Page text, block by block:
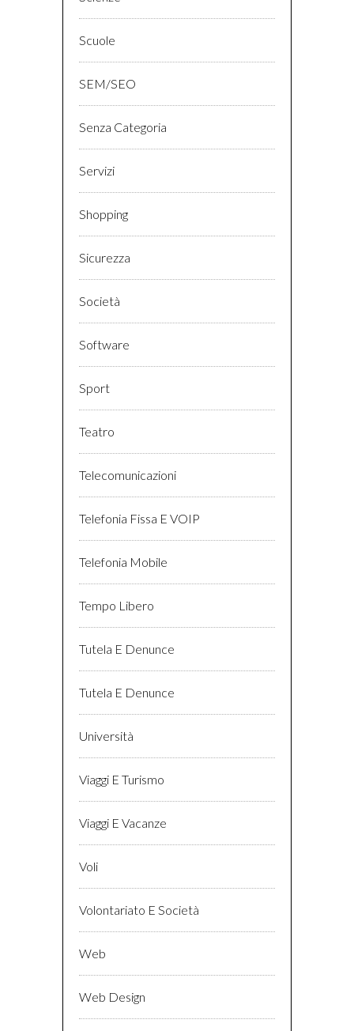
Scuole
SEM/SEO
Senza Categoria
Servizi
Shopping
Sicurezza
Società
Software
Sport
Teatro
Telecomunicazioni
Telefonia Fissa E VOIP
Telefonia Mobile
Tempo Libero
Tutela E Denunce
Tutela E Denunce
Università
Viaggi E Turismo
Viaggi E Vacanze
Voli
Volontariato E Società
Web
Web Design